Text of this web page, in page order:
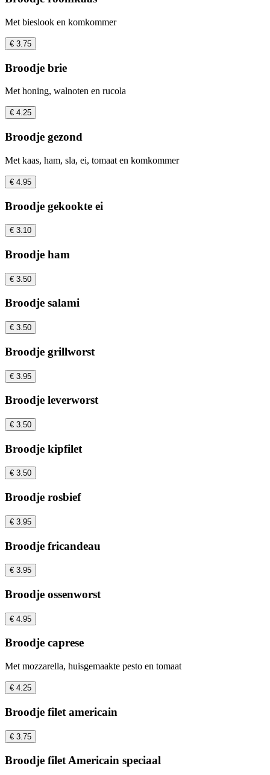
Met bieslook en komkommer
€ 3.75
Broodje brie
Met honing, walnoten en rucola
€ 4.25
Broodje gezond
Met kaas, ham, sla, ei, tomaat en komkommer
€ 4.95
Broodje gekookte ei
€ 3.10
Broodje ham
€ 3.50
Broodje salami
€ 3.50
Broodje grillworst
€ 3.95
Broodje leverworst
€ 3.50
Broodje kipfilet
€ 3.50
Broodje rosbief
€ 3.95
Broodje fricandeau
€ 3.95
Broodje ossenworst
€ 4.95
Broodje caprese
Met mozzarella, huisgemaakte pesto en tomaat
€ 4.25
Broodje filet americain
€ 3.75
Broodje filet Americain speciaal